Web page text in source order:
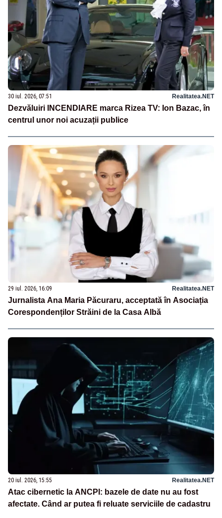
30 iul. 2026, 07:51 Realitatea.NET
Dezvăluiri INCENDIARE marca Rizea TV: Ion Bazac, în
centrul unor noi acuzații publice
29 iul. 2026, 16:09 Realitatea.NET
Jurnalista Ana Maria Păcuraru, acceptată în Asociația
Corespondenților Străini de la Casa Albă
20 iul. 2026, 15:55 Realitatea.NET
Atac cibernetic la ANCPI: bazele de date nu au fost
afectate. Când ar putea fi reluate serviciile de cadastru